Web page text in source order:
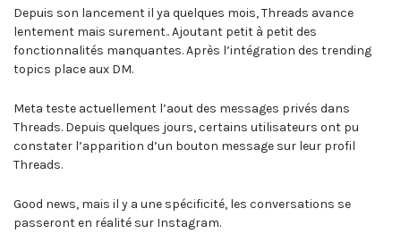
Depuis son lancement il ya quelques mois, Threads avance
lentement mais surement.. Ajoutant petit à petit des
fonctionnalités manquantes. Après l’intégration des trending
topics place aux DM.
Meta teste actuellement l’aout des messages privés dans
Threads. Depuis quelques jours, certains utilisateurs ont pu
constater l’apparition d’un bouton message sur leur profil
Threads.
Good news, mais il y a une spécificité, les conversations se
passeront en réalité sur Instagram.